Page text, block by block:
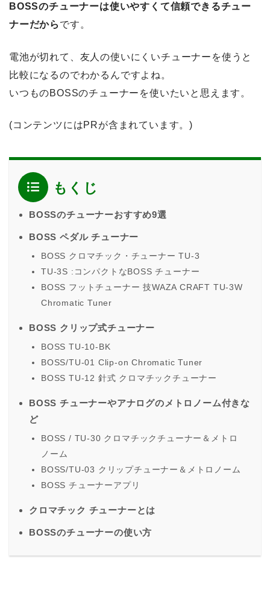
BOSSのチューナーは使いやすくて信頼できるチュー
ナーだから です。
電池が切れて、友人の使いにくいチューナーを使うと
比較になるのでわかるんですよね。
いつものBOSSのチューナーを使いたいと思えます。
(コンテンツにはPRが含まれています。)
もくじ
BOSSのチューナーおすすめ9選
BOSS ペダル チューナー
BOSS クロマチック・チューナー TU-3
TU-3S :コンパクトなBOSS チューナー
BOSS フットチューナー 技WAZA CRAFT TU-3W
Chromatic Tuner
BOSS クリップ式チューナー
BOSS TU-10-BK
BOSS/TU-01 Clip-on Chromatic Tuner
BOSS TU-12 針式 クロマチックチューナー
BOSS チューナーやアナログのメトロノーム付きな
ど
BOSS / TU-30 クロマチックチューナー＆メトロ
ノーム
BOSS/TU-03 クリップチューナー＆メトロノーム
BOSS チューナーアプリ
クロマチック チューナーとは
BOSSのチューナーの使い方